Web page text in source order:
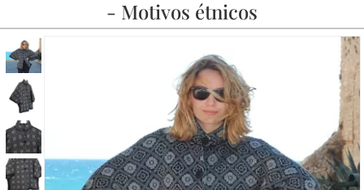
- Motivos étnicos